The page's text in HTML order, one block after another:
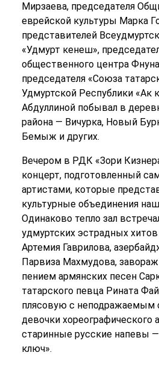
Мирзаева, председателя
еврейской культуры Марка
представителей
«Удмурт кенеш»,
общественного центра
председателя «Союза
Удмуртской Республики «Ак
Абдуллиной побывал в
района — Вичурка, Новый
Бемыж и других.
Вечером в РДК «Зори
концерт, подготовленный
артистами, которые
культурные объединения
Одинаково тепло зал
удмуртских эстрадных
Артемия Гаврилова,
Парвиза Махмудова,
пением армянских песен
татарского певца Рината
плясовую с неподражаемым
девочки хореографического
старинные русские напевы
ключ».